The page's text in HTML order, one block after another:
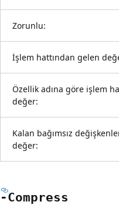
Zorunlu:
İşlem hattından gelen
Özellik adına göre işlem
değer:
Kalan bağımsız
değer:
-Compress